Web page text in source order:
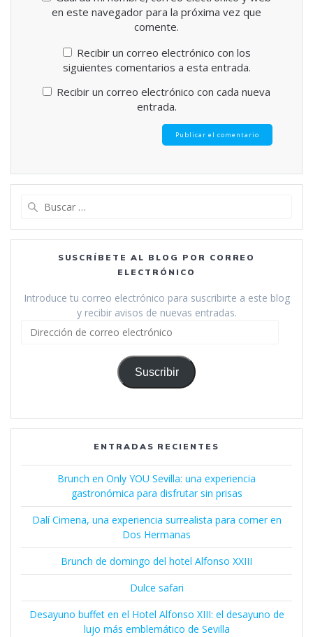
en este navegador para la próxima vez que
comente.
Recibir un correo electrónico con los
siguientes comentarios a esta entrada.
Recibir un correo electrónico con cada nueva
entrada.
SUSCRÍBETE AL BLOG POR CORREO
ELECTRÓNICO
Introduce tu correo electrónico para suscribirte a este blog
y recibir avisos de nuevas entradas.
Dirección
correo
electrónico
Suscribir
ENTRADAS RECIENTES
Brunch en Only YOU Sevilla: una experiencia
gastronómica para disfrutar sin prisas
Dalí Cimena, una experiencia surrealista para comer en
Dos Hermanas
Brunch de domingo del hotel Alfonso XXIII
Dulce safari
Desayuno buffet en el Hotel Alfonso XIII: el desayuno de
lujo más emblemático de Sevilla